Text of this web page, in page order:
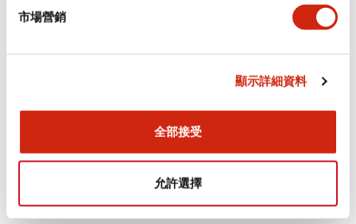
市場營銷
顯示詳細資料
全部接受
允許選擇
環境規範